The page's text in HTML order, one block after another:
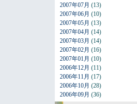
2007年07月 (13)
2007年06月 (10)
2007年05月 (13)
2007年04月 (14)
2007年03月 (14)
2007年02月 (16)
2007年01月 (10)
2006年12月 (11)
2006年11月 (17)
2006年10月 (28)
2006年09月 (36)